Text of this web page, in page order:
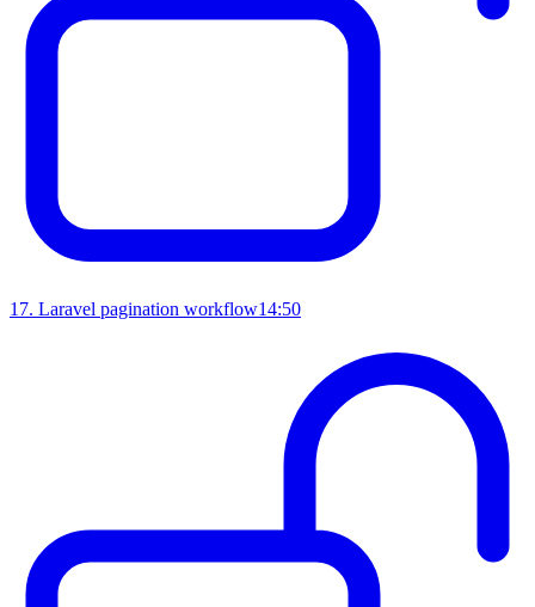
17. Laravel pagination workflow14:50